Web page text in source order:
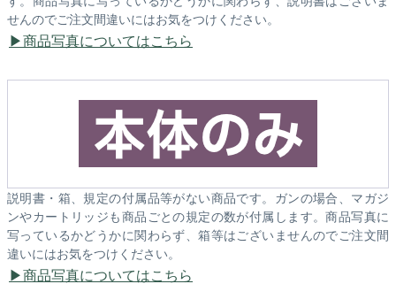
せんのでご注文間違いにはお気をつけください。
商品写真についてはこちら
説明書・箱、規定の付属品等がない商品です。ガンの場合、マガジ
ンやカートリッジも商品ごとの規定の数が付属します。商品写真に
写っているかどうかに関わらず、箱等はございませんのでご注文間
違いにはお気をつけください。
商品写真についてはこちら